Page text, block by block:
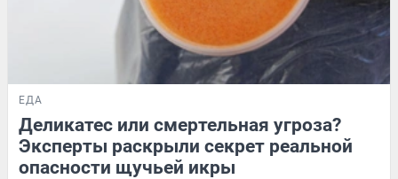
ЕДА
Деликатес или смертельная угроза?
Эксперты раскрыли секрет реальной
опасности щучьей икры